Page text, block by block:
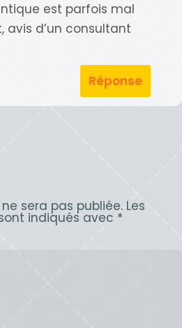
est parfois mal
avis d’un consultant
Réponse
sera pas publiée. Les
indiqués avec *